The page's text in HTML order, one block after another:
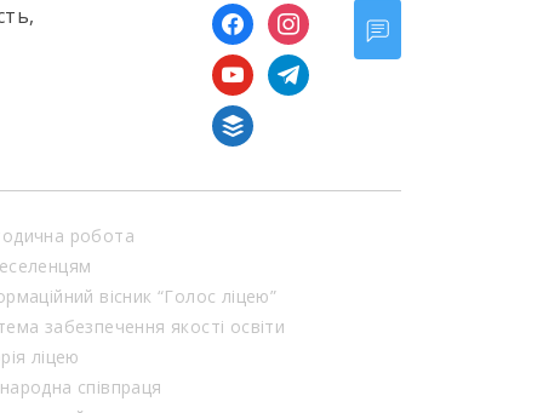
facebookinstagram
youtubetelegram
buffer
робота
вісник “Голос ліцею”
забезпечення якості освіти
ліцею
співпраця